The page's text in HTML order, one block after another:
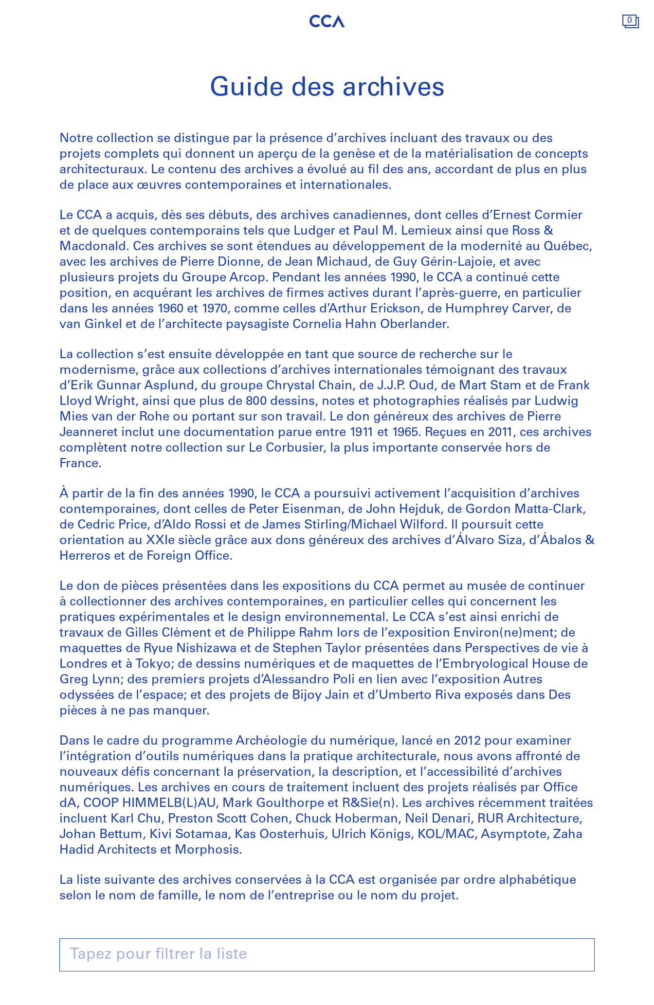
0
Guide des archives
Notre collection se distingue par la présence d’archives incluant des travaux ou des
projets complets qui donnent un aperçu de la genèse et de la matérialisation de concepts
architecturaux. Le contenu des archives a évolué au fil des ans, accordant de plus en plus
de place aux œuvres contemporaines et internationales.
Le CCA a acquis, dès ses débuts, des archives canadiennes, dont celles d’Ernest Cormier
et de quelques contemporains tels que Ludger et Paul M. Lemieux ainsi que Ross &
Macdonald. Ces archives se sont étendues au développement de la modernité au Québec,
avec les archives de Pierre Dionne, de Jean Michaud, de Guy Gérin-Lajoie, et avec
plusieurs projets du Groupe Arcop. Pendant les années 1990, le CCA a continué cette
position, en acquérant les archives de firmes actives durant l’après-guerre, en particulier
dans les années 1960 et 1970, comme celles d’Arthur Erickson, de Humphrey Carver, de
van Ginkel et de l’architecte paysagiste Cornelia Hahn Oberlander.
La collection s’est ensuite développée en tant que source de recherche sur le
modernisme, grâce aux collections d’archives internationales témoignant des travaux
d’Erik Gunnar Asplund, du groupe Chrystal Chain, de J.J.P. Oud, de Mart Stam et de Frank
Lloyd Wright, ainsi que plus de 800 dessins, notes et photographies réalisés par Ludwig
Mies van der Rohe ou portant sur son travail. Le don généreux des archives de Pierre
Jeanneret inclut une documentation parue entre 1911 et 1965. Reçues en 2011, ces archives
complètent notre collection sur Le Corbusier, la plus importante conservée hors de
France.
À partir de la fin des années 1990, le CCA a poursuivi activement l’acquisition d’archives
contemporaines, dont celles de Peter Eisenman, de John Hejduk, de Gordon Matta-Clark,
de Cedric Price, d’Aldo Rossi et de James Stirling/Michael Wilford. Il poursuit cette
orientation au XXIe siècle grâce aux dons généreux des archives d’Álvaro Siza, d’Ábalos &
Herreros et de Foreign Office.
Le don de pièces présentées dans les expositions du CCA permet au musée de continuer
à collectionner des archives contemporaines, en particulier celles qui concernent les
pratiques expérimentales et le design environnemental. Le CCA s’est ainsi enrichi de
travaux de Gilles Clément et de Philippe Rahm lors de l’exposition Environ(ne)ment; de
maquettes de Ryue Nishizawa et de Stephen Taylor présentées dans Perspectives de vie à
Londres et à Tokyo; de dessins numériques et de maquettes de l’Embryological House de
Greg Lynn; des premiers projets d’Alessandro Poli en lien avec l’exposition Autres
odyssées de l’espace; et des projets de Bijoy Jain et d’Umberto Riva exposés dans Des
pièces à ne pas manquer.
Dans le cadre du programme Archéologie du numérique, lancé en 2012 pour examiner
l’intégration d’outils numériques dans la pratique architecturale, nous avons affronté de
nouveaux défis concernant la préservation, la description, et l’accessibilité d’archives
numériques. Les archives en cours de traitement incluent des projets réalisés par Office
dA, COOP HIMMELB(L)AU, Mark Goulthorpe et R&Sie(n). Les archives récemment traitées
incluent Karl Chu, Preston Scott Cohen, Chuck Hoberman, Neil Denari, RUR Architecture,
Johan Bettum, Kivi Sotamaa, Kas Oosterhuis, Ulrich Königs, KOL/MAC, Asymptote, Zaha
Hadid Architects et Morphosis.
La liste suivante des archives conservées à la CCA est organisée par ordre alphabétique
selon le nom de famille, le nom de l’entreprise ou le nom du projet.